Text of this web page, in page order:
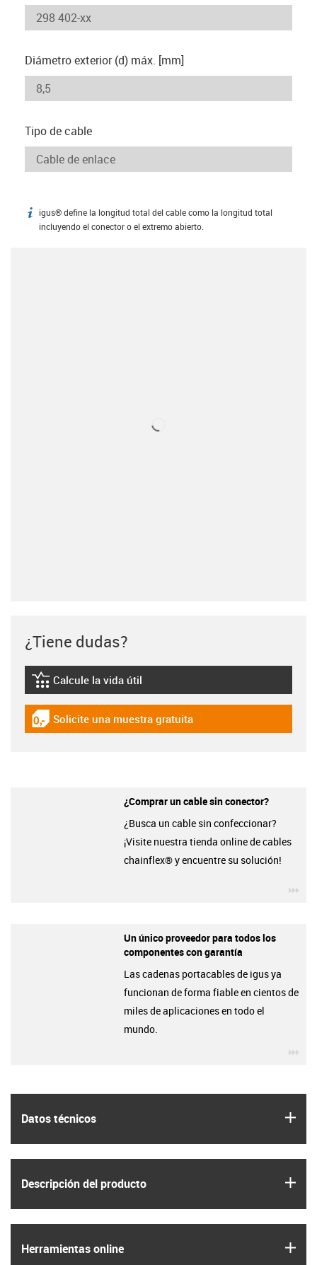
Diámetro exterior (d) máx. [mm]
Tipo de cable
igus-icon-info
igus® define la longitud total del cable como la longitud total
incluyendo el conector o el extremo abierto.
Datos técnicos
Descripción del producto
Herramientas online
¿Tiene dudas?
igus-icon-lebensdauerrechner
Calcule la vida útil
igus-icon-gratismuster
Solicite una muestra gratuita
¿Comprar un cable sin conector?
¿Busca un cable sin confeccionar?
¡Visite nuestra tienda online de cables
chainflex® y encuentre su solución!
Un único proveedor para todos los
componentes con garantía
Las cadenas portacables de igus ya
funcionan de forma fiable en cientos de
miles de aplicaciones en todo el
mundo.